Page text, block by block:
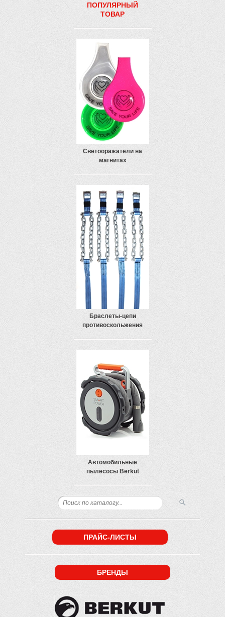
ПОПУЛЯРНЫЙ
ТОВАР
Светооражатели на
магнитах
Браслеты-цепи
противоскольжения
Автомобильные
пылесосы Berkut
ПРАЙС-ЛИСТЫ
БРЕНДЫ